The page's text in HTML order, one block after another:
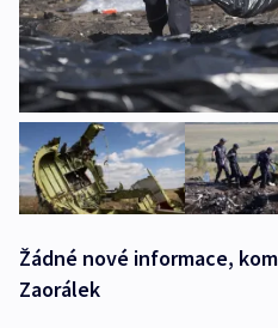
Žádné nové informace,
Zaorálek